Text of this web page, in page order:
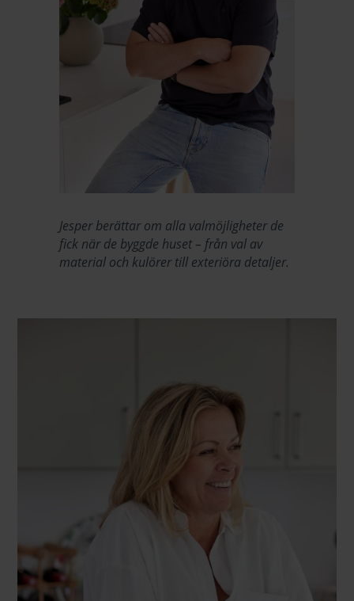
Jesper berättar om alla valmöjligheter de
fick när de byggde huset – från val av
material och kulörer till exteriöra detaljer.